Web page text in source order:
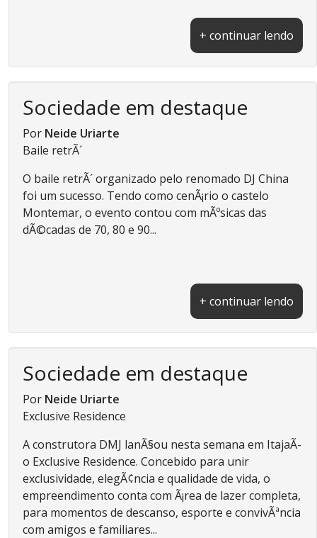
+ continuar lendo
Sociedade em destaque
Por Neide Uriarte
Baile retrÃ´
O baile retrÃ´ organizado pelo renomado DJ China
foi um sucesso. Tendo como cenÃ¡rio o castelo
Montemar, o evento contou com mÃºsicas das
dÃ©cadas de 70, 80 e 90...
+ continuar lendo
Sociedade em destaque
Por Neide Uriarte
Exclusive Residence
A construtora DMJ lanÃ§ou nesta semana em ItajaÃ­
o Exclusive Residence. Concebido para unir
exclusividade, elegÃ¢ncia e qualidade de vida, o
empreendimento conta com Ã¡rea de lazer completa,
para momentos de descanso, esporte e convivÃªncia
com amigos e familiares...